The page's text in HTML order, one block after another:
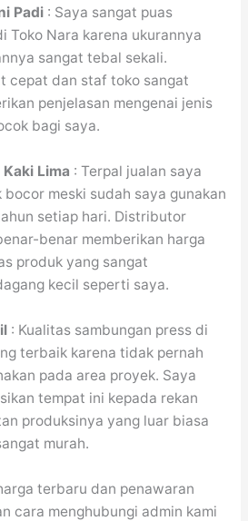
Padi: Saya sangat puas
Toko Nara karena ukurannya
sangat tebal sekali.
cepat dan staf toko sangat
penjelasan mengenai jenis
bagi saya.
Lima : Terpal jualan saya
meski sudah saya gunakan
setiap hari. Distributor
benar memberikan harga
produk yang sangat
kecil seperti saya.
: Kualitas sambungan press di
terbaik karena tidak pernah
pada area proyek. Saya
tempat ini kepada rekan
produksinya yang luar biasa
murah.
terbaru dan penawaran
cara menghubungi admin kami